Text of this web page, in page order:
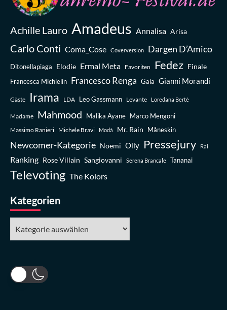
Achille Lauro Amadeus Annalisa Arisa
Carlo Conti Coma_Cose Coverversion Dargen D’Amico
Ditonellapiaga Elodie Ermal Meta Favoriten Fedez Finale
Francesca Michielin Francesco Renga Gaia Gianni Morandi
Gäste Irama LDA Leo Gassmann Levante Loredana Bertè
Madame Mahmood Malika Ayane Marco Mengoni
Massimo Ranieri Michele Bravi Modà Mr. Rain Måneskin
Newcomer-Kategorie Noemi Olly Pressejury Rai
Ranking Rose Villain Sangiovanni Serena Brancale Tananai
Televoting The Kolors
Kategorien